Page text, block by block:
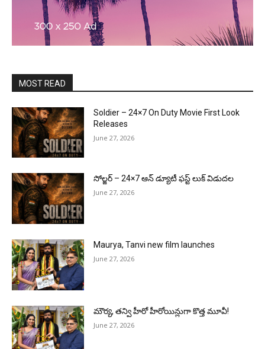
MOST READ
Soldier – 24×7 On Duty Movie First Look
Releases
June 27, 2026
సోల్జర్ – 24×7 ఆన్ డ్యూటీ ఫస్ట్ లుక్ విడుదల
June 27, 2026
Maurya, Tanvi new film launches
June 27, 2026
మౌర్య‌, త‌న్వి హీరో హీరోయిన్లుగా కొత్త మూవీ!
June 27, 2026